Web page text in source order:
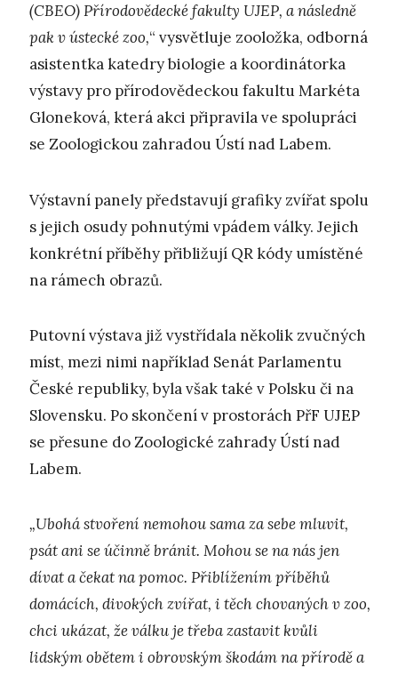
(CBEO) Přírodovědecké fakulty UJEP, a následně
pak v ústecké zoo,“ vysvětluje zooložka, odborná
asistentka katedry biologie a koordinátorka
výstavy pro přírodovědeckou fakultu Markéta
Gloneková, která akci připravila ve spolupráci
se Zoologickou zahradou Ústí nad Labem.
Výstavní panely představují grafiky zvířat spolu
s jejich osudy pohnutými vpádem války. Jejich
konkrétní příběhy přibližují QR kódy umístěné
na rámech obrazů.
Putovní výstava již vystřídala několik zvučných
míst, mezi nimi například Senát Parlamentu
České republiky, byla však také v Polsku či na
Slovensku. Po skončení v prostorách PřF UJEP
se přesune do Zoologické zahrady Ústí nad
Labem.
„Ubohá stvoření nemohou sama za sebe mluvit,
psát ani se účinně bránit. Mohou se na nás jen
dívat a čekat na pomoc. Přiblížením příběhů
domácích, divokých zvířat, i těch chovaných v zoo,
chci ukázat, že válku je třeba zastavit kvůli
lidským obětem i obrovským škodám na přírodě a